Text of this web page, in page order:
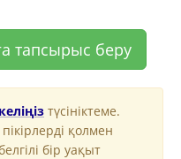
тапсырыс беру
түсініктеме.
қолмен
бір уақыт